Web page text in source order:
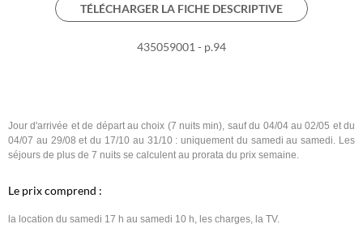
TÉLÉCHARGER LA FICHE DESCRIPTIVE
435059001 - p.94
Jour d'arrivée et de départ au choix (7 nuits min), sauf du 04/04 au 02/05 et du
04/07 au 29/08 et du 17/10 au 31/10 : uniquement du samedi au samedi. Les
séjours de plus de 7 nuits se calculent au prorata du prix semaine.
Le prix comprend :
la location du samedi 17 h au samedi 10 h, les charges, la TV.